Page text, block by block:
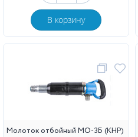
В корзину
Молоток отбойный МО-3Б (КНР)